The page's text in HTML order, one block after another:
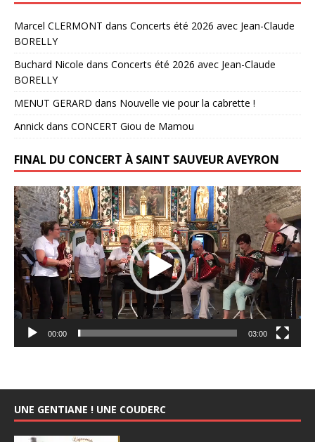
Marcel CLERMONT dans Concerts été 2026 avec Jean-Claude
BORELLY
Buchard Nicole dans Concerts été 2026 avec Jean-Claude
BORELLY
MENUT GERARD dans Nouvelle vie pour la cabrette !
Annick dans CONCERT Giou de Mamou
FINAL DU CONCERT À SAINT SAUVEUR AVEYRON
Lecteur
vidéo
00:00 03:00
UNE GENTIANE ! UNE COUDERC